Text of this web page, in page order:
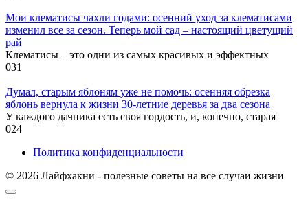
Мои клематисы чахли годами: осенний уход за клематисами
изменил все за сезон. Теперь мой сад – настоящий цветущий
рай
Клематисы – это одни из самых красивых и эффектных
031
Думал, старым яблоням уже не помочь: осенняя обрезка
яблонь вернула к жизни 30-летние деревья за два сезона
У каждого дачника есть своя гордость, и, конечно, старая
024
Политика конфиденциальности
© 2026 Лайфхакни - полезные советы на все случаи жизни